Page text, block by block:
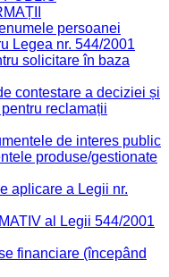
persoanei
Legea nr. 544/2001
solicitare în baza
contestare a deciziei și
reclamații
de interes public
produse/gestionate
aplicare a Legii nr.
al Legii 544/2001
financiare (începând